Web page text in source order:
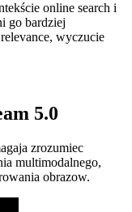
online search i
go bardziej
wyczucie
5.0
zrozumiec
multimodalnego,
obrazow.